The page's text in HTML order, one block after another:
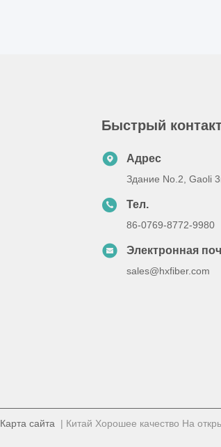
Быстрый
Адрес
Здание No.2, Gaoli
Тел.
86-0769-8772-9980
Электронная
sales@hxfiber.com
Карта сайта | Китай Хорошее качество На